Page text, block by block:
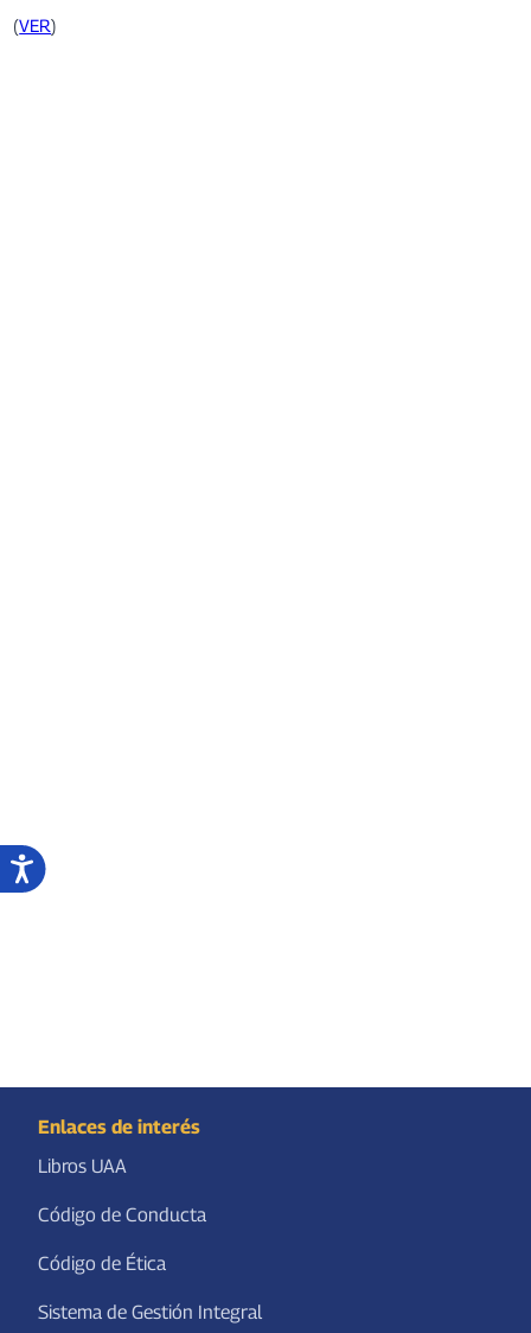
(VER)
Enlaces de interés
Libros UAA
Código de Conducta
Código de Ética
Sistema de Gestión Integral